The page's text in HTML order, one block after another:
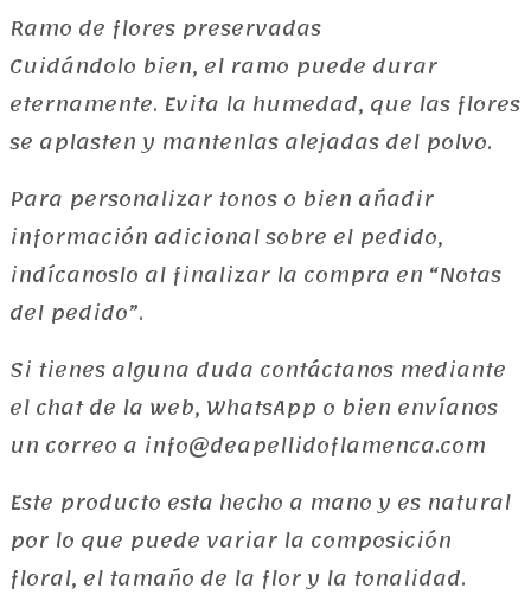
Ramo de flores preservadas
Cuidándolo bien, el ramo puede durar
eternamente. Evita la humedad, que las flores
se aplasten y mantenlas alejadas del polvo.
Para personalizar tonos o bien añadir
información adicional sobre el pedido,
indícanoslo al finalizar la compra en “Notas
del pedido”.
Si tienes alguna duda contáctanos mediante
el chat de la web, WhatsApp o bien envíanos
un correo a info@deapellidoflamenca.com
Este producto esta hecho a mano y es natural
por lo que puede variar la composición
floral, el tamaño de la flor y la tonalidad.